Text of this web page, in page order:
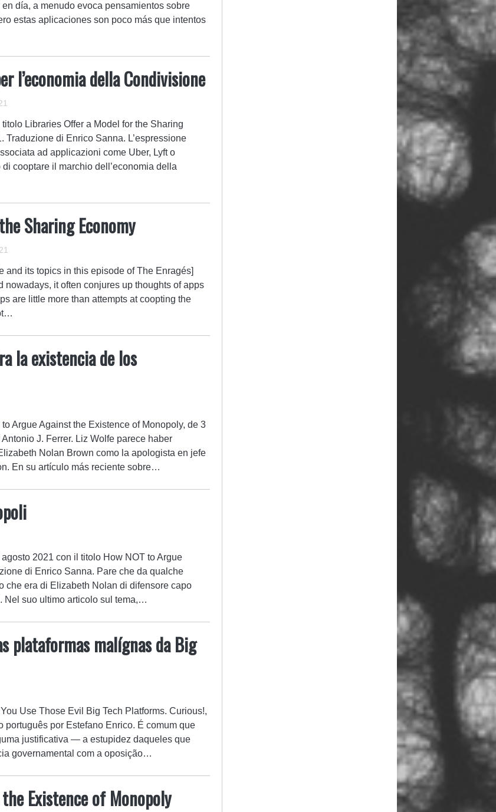
día, a menudo evoca pensamientos sobre
estas aplicaciones son poco más que intentos
l’economia della Condivisione
Libraries Offer a Model for the Sharing
Traduzione di Enrico Sanna. L’espressione
ad applicazioni come Uber, Lyft o
cooptare il marchio dell’economia della
Sharing Economy
and its topics in this episode of The Enragés]
nowadays, it often conjures up thoughts of apps
are little more than attempts at coopting the
la existencia de los
Argue Against the Existence of Monopoly, de 3
J. Ferrer. Liz Wolfe parece haber
Nolan Brown como la apologista en jefe
En su artículo más reciente sobre…
2021 con il titolo How NOT to Argue
di Enrico Sanna. Pare che da qualche
che era di Elizabeth Nolan di difensore capo
Nel suo ultimo articolo sul tema,…
plataformas malígnas da Big
Use Those Evil Big Tech Platforms. Curious!,
português por Estefano Enrico. É comum que
justificativa — a estupidez daqueles que
governamental com a oposição…
Existence of Monopoly